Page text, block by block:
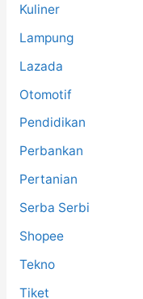
Kuliner
Lampung
Lazada
Otomotif
Pendidikan
Perbankan
Pertanian
Serba Serbi
Shopee
Tekno
Tiket